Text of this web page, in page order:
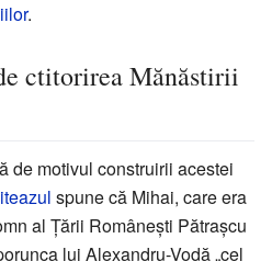
.
ctitorirea Mănăstirii
de motivul construirii acestei
spune că Mihai, care era
al Țării Românești Pătrașcu
lui Alexandru-Vodă „cel